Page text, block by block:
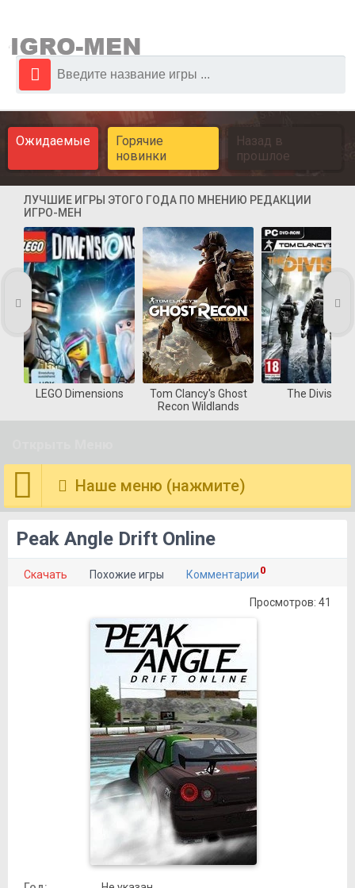
Ожидаемые
Горячие
новинки
Назад в
прошлое
ЛУЧШИЕ ИГРЫ ЭТОГО ГОДА ПО МНЕНИЮ РЕДАКЦИИ
ИГРО-МЕН
LEGO Dimensions
Tom Clancy's Ghost
Recon Wildlands
The Division
Наше меню (нажмите)
Peak Angle Drift Online
Скачать Похожие игры Комментарии 0
Просмотров: 41